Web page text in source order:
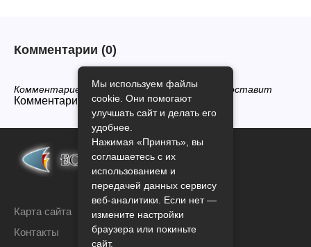
Комментарии (0)
Комментариев нет, будьте первым кто его оставит
Комментарии закрыты.
Карта сайта
Контакты
Мы используем файлы
cookie. Они помогают
улучшать сайт и делать его
удобнее.
Нажимая «Принять», вы
соглашаетесь с их
использованием и
передачей данных сервису
веб-аналитики. Если нет —
измените настройки
браузера или покиньте
сайт.